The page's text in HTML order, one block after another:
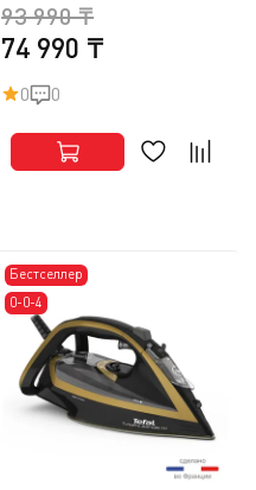
74 990 ₸
93 990 ₸
0 0
Бестселлер
0-0-4